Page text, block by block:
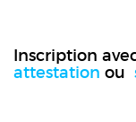
Inscription
attestation ou